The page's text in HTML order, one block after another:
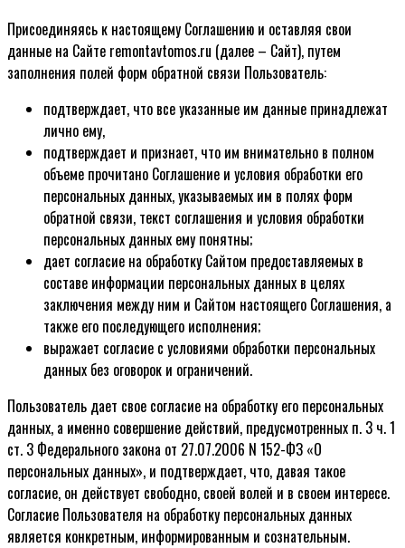
Присоединяясь к настоящему Соглашению и оставляя свои
данные на Сайте remontavtomos.ru (далее – Сайт), путем
заполнения полей форм обратной связи Пользователь:
подтверждает, что все указанные им данные принадлежат
лично ему,
подтверждает и признает, что им внимательно в полном
объеме прочитано Соглашение и условия обработки его
персональных данных, указываемых им в полях форм
обратной связи, текст соглашения и условия обработки
персональных данных ему понятны;
дает согласие на обработку Сайтом предоставляемых в
составе информации персональных данных в целях
заключения между ним и Сайтом настоящего Соглашения, а
также его последующего исполнения;
выражает согласие с условиями обработки персональных
данных без оговорок и ограничений.
Пользователь дает свое согласие на обработку его персональных
данных, а именно совершение действий, предусмотренных п. 3 ч. 1
ст. 3 Федерального закона от 27.07.2006 N 152-ФЗ «О
персональных данных», и подтверждает, что, давая такое
согласие, он действует свободно, своей волей и в своем интересе.
Согласие Пользователя на обработку персональных данных
является конкретным, информированным и сознательным.